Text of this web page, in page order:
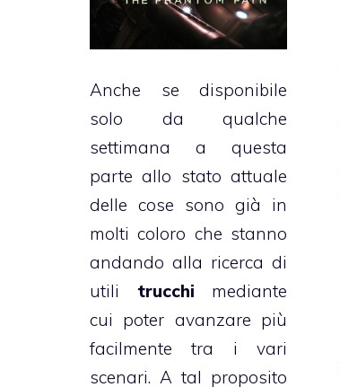
Anche se disponibile
solo da qualche
settimana a questa
parte allo stato attuale
delle cose sono già in
molti coloro che stanno
andando alla ricerca di
utili trucchi mediante
cui poter avanzare più
facilmente tra i vari
scenari. A tal proposito